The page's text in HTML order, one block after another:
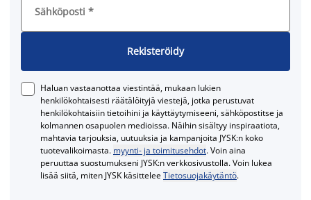
Sähköposti *
Rekisteröidy
Haluan vastaanottaa viestintää, mukaan lukien
henkilökohtaisesti räätälöityjä viestejä, jotka perustuvat
henkilökohtaisiin tietoihini ja käyttäytymiseeni, sähköpostitse ja
kolmannen osapuolen medioissa. Näihin sisältyy inspiraatiota,
mahtavia tarjouksia, uutuuksia ja kampanjoita JYSK:n koko
tuotevalikoimasta. myynti- ja toimitusehdot. Voin aina
peruuttaa suostumukseni JYSK:n verkkosivustolla. Voin lukea
lisää siitä, miten JYSK käsitteleeTietosuojakäytäntö.